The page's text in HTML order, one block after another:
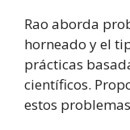
Rao aborda
horneado y el
prácticas
científicos.
estos